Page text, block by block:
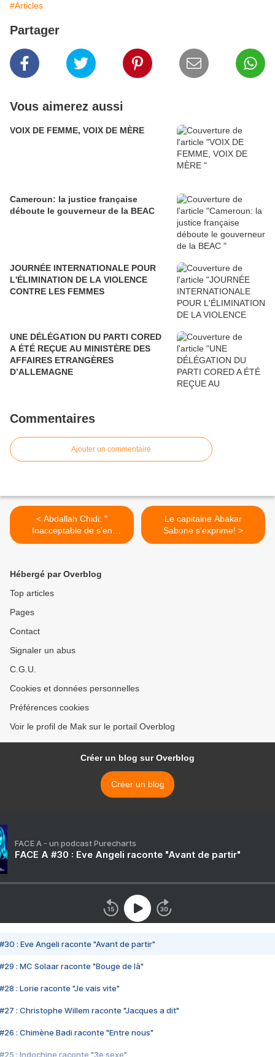
#Articles
Partager
Vous aimerez aussi
VOIX DE FEMME, VOIX DE MÈRE
Cameroun: la justice française
déboute le gouverneur de la BEAC
JOURNÉE INTERNATIONALE POUR
L'ÉLIMINATION DE LA VIOLENCE
CONTRE LES FEMMES
UNE DÉLÉGATION DU PARTI CORED
A ÉTÉ REÇUE AU MINISTÈRE DES
AFFAIRES ETRANGÈRES
D’ALLEMAGNE
Commentaires
Ajouter un commentaire
< Abdallah Chidi: "
Inacceptable de s'en
prendre à la famille Nouri"
Le capitaine Abakar
Sabone s'exprime! >
Hébergé par Overblog
Top articles
Pages
Contact
Signaler un abus
C.G.U.
Cookies et données personnelles
Préférences cookies
Voir le profil de Mak sur le portail Overblog
Créer un blog sur Overblog
Créer un blog
FACE A - un podcast Purecharts
FACE A #30 : Eve Angeli raconte "Avant de partir"
#30 : Eve Angeli raconte "Avant de partir"
#29 : MC Solaar raconte "Bouge de là"
#28 : Lorie raconte "Je vais vite"
#27 : Christophe Willem raconte "Jacques a dit"
#26 : Chimène Badi raconte "Entre nous"
#25 : Indochine raconte "3e sexe"